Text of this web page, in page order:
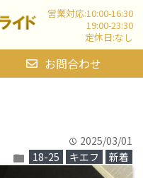
営業対応:10:00-16:30
19:00-23:30
定休日:なし
お問合わせ
time 2025/03/01
folder 18-25 キエフ 新着